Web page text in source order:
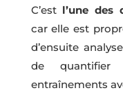
C’est l’une des
car elle est
d’ensuite
de quantifier
entraînements